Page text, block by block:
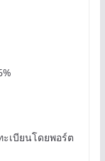
เบียนโดยพอร์ต